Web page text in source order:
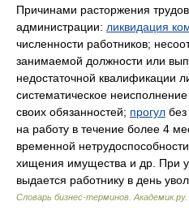
Причинами расторжения
администрации: ликвидация
численности работников;
занимаемой должности или
недостаточной квалификации
систематическое
своих обязанностей; прогул
на работу в течение более 4
временной
хищения имущества и др. При
выдается работнику в день
Словарь бизнес-терминов. Академик.ру.